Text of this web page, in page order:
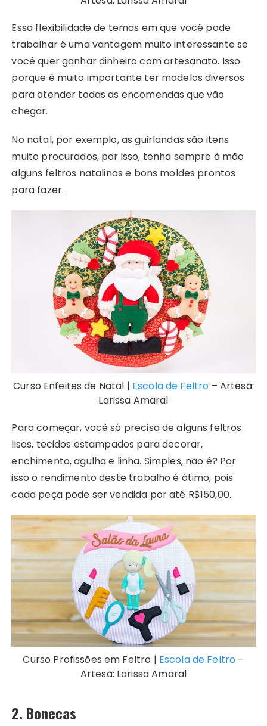
Essa flexibilidade de temas em que você pode
trabalhar é uma vantagem muito interessante se
você quer ganhar dinheiro com artesanato. Isso
porque é muito importante ter modelos diversos
para atender todas as encomendas que vão
chegar.
No natal, por exemplo, as guirlandas são itens
muito procurados, por isso, tenha sempre à mão
alguns feltros natalinos e bons moldes prontos
para fazer.
Curso Enfeites de Natal | Escola de Feltro – Artesã:
Larissa Amaral
Para começar, você só precisa de alguns feltros
lisos, tecidos estampados para decorar,
enchimento, agulha e linha. Simples, não é? Por
isso o rendimento deste trabalho é ótimo, pois
cada peça pode ser vendida por até R$150,00.
Curso Profissões em Feltro | Escola de Feltro –
Artesã: Larissa Amaral
2. Bonecas